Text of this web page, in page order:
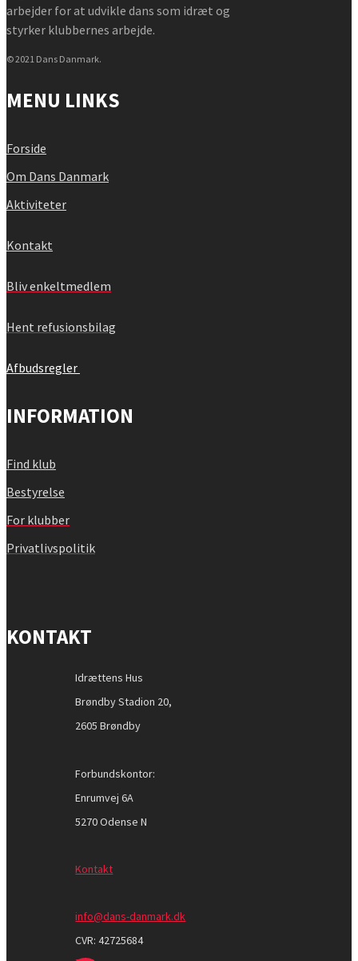
arbejder for at udvikle dans som idræt og
styrker klubbernes arbejde.
© 2021 Dans Danmark.
MENU LINKS
Forside
Om Dans Danmark
Aktiviteter
Kontakt
Bliv enkeltmedlem
Hent refusionsbilag
Afbudsregler
INFORMATION
Find klub
Bestyrelse
For klubber
Privatlivspolitik
KONTAKT
Idrættens Hus
Brøndby Stadion 20,
2605 Brøndby
Forbundskontor:
Enrumvej 6A
5270 Odense N
Kontakt
info@dans-danmark.dk
CVR:42725684